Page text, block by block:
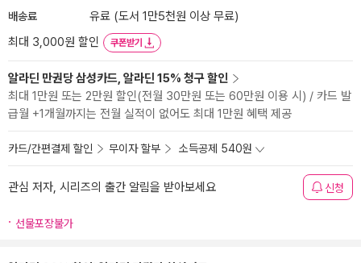
배송료
유료 (도서 1만5천원 이상 무료)
최대 3,000원 할인
쿠폰받기
알라딘 만권당 삼성카드, 알라딘 15% 청구 할인
최대 1만원 또는 2만원 할인(전월 30만원 또는 60만원 이용 시) / 카드 발
급월 +1개월까지는 전월 실적이 없어도 최대 1만원 혜택 제공
카드/간편결제 할인 무이자 할부 소득공제 540원
관심 저자, 시리즈의 출간 알림을 받아보세요 신청
선물포장불가